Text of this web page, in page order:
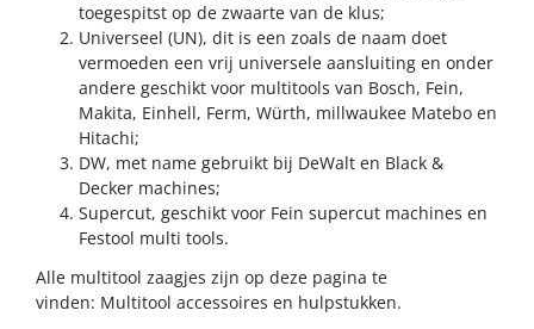
toegespitst op de zwaarte van de klus;
Universeel (UN), dit is een zoals de naam doet
vermoeden een vrij universele aansluiting en onder
andere geschikt voor multitools van Bosch, Fein,
Makita, Einhell, Ferm, Würth, millwaukee Matebo en
Hitachi;
DW, met name gebruikt bij DeWalt en Black &
Decker machines;
Supercut, geschikt voor Fein supercut machines en
Festool multi tools.
Alle multitool zaagjes zijn op deze pagina te
vinden: Multitool accessoires en hulpstukken.